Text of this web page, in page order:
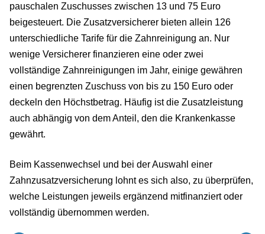
pauschalen Zuschusses zwischen 13 und 75 Euro
beigesteuert. Die Zusatzversicherer bieten allein 126
unterschiedliche Tarife für die Zahnreinigung an. Nur
wenige Versicherer finanzieren eine oder zwei
vollständige Zahnreinigungen im Jahr, einige gewähren
einen begrenzten Zuschuss von bis zu 150 Euro oder
deckeln den Höchstbetrag. Häufig ist die Zusatzleistung
auch abhängig von dem Anteil, den die Krankenkasse
gewährt.
Beim Kassenwechsel und bei der Auswahl einer
Zahnzusatzversicherung lohnt es sich also, zu überprüfen,
welche Leistungen jeweils ergänzend mitfinanziert oder
vollständig übernommen werden.